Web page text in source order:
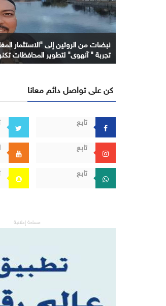
نبضات من الروتين إلى "الاستثمار
تجربة " آنهوي" لتطوير المحافظات
كن على تواصل دائم معانا
تابع
تابع
تابع
مساحة إعلانية